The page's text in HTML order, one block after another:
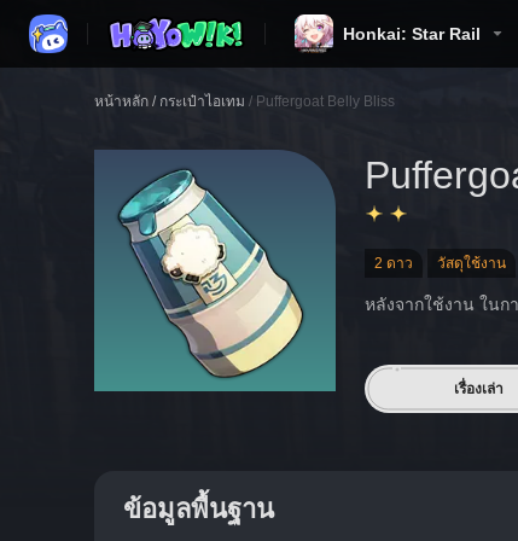
Honkai: Star Rail
หน้าหลัก / กระเป๋าไอเทม / Puffergoat Belly Bliss
2 ดาว วัสดุใช้งาน
หลังจากใช้งาน ในก
เรื่องเล่า
ข้อมูลพื้นฐาน